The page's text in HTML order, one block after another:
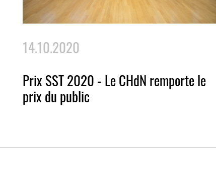
14.10.2020
Prix SST 2020 - Le CHdN remporte le
prix du public